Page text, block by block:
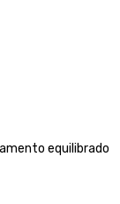
equilibrado